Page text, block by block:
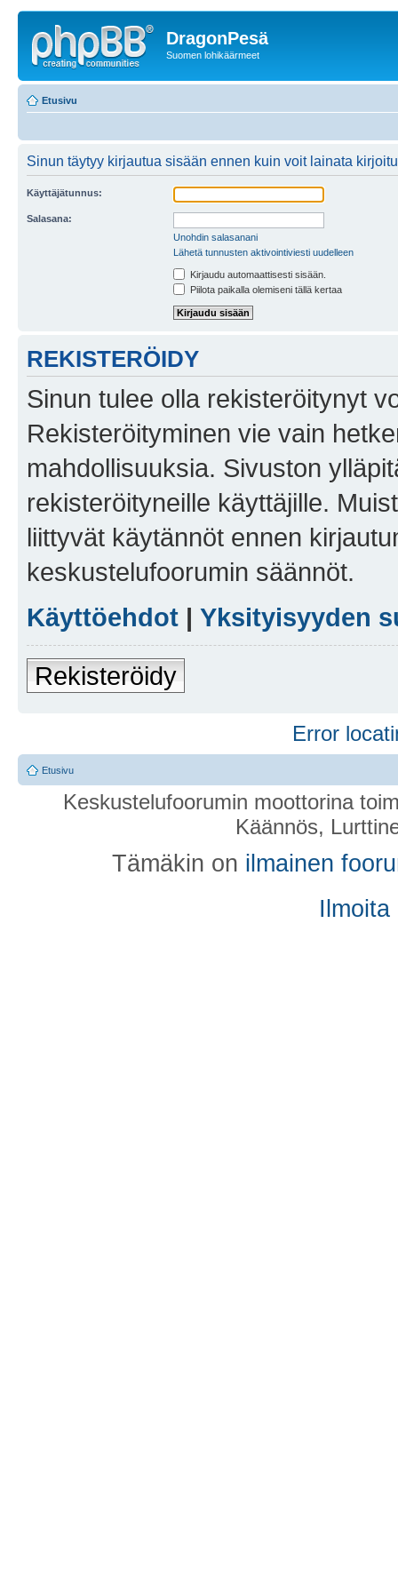
DragonPesä
Suomen lohikäärmeet
Etusivu
Sinun täytyy kirjautua sisään ennen kuin voit lainata
Käyttäjätunnus:
Salasana:
Unohdin salasanani
Lähetä tunnusten aktivointiviesti uudelleen
Kirjaudu automaattisesti sisään.
Piilota paikalla olemiseni tällä kertaa
REKISTERÖIDY
Sinun tulee olla rekisteröitynyt
Rekisteröityminen vie vain
mahdollisuuksia. Sivuston
rekisteröityneille käyttäjille.
liittyvät käytännöt ennen
keskustelufoorumin säännöt.
Käyttöehdot | Yksityisyyden
Rekisteröidy
Error
Etusivu
Keskustelufoorumin moottorina
Käännös,
Tämäkin on ilmainen